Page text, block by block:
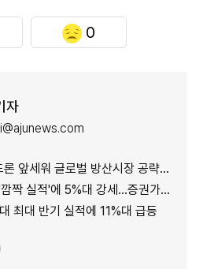
0
자
글로벌 방산시장 공략…24일 코스닥 입성
'에 5%대 강세…증권가 잇따라 눈높이 상향
최대 반기 실적에 11%대 급등